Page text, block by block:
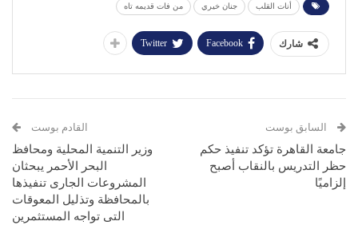
أنات القلب جنان خيري من فات قديمه تاه
شارك Facebook
Twitter
السابق بوست
جامعة القاهرة تؤكد تنفيذ حكم
حظر التدريس بالنقاب أصبح
إلزاميًا
القادم بوست
وزير التنمية المحلية ومحافظ
البحر الأحمر يبحثان
المشروعات الجارى تنفيذها
بالمحافظة وتذليل المعوقات
التى تواجه المستثمرين